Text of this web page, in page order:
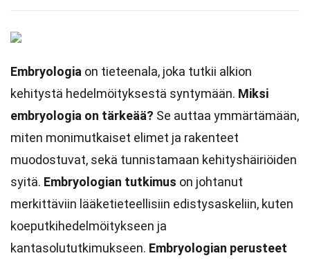
Embryologia on tieteenala, joka tutkii alkion
kehitystä hedelmöityksestä syntymään. Miksi
embryologia on tärkeää? Se auttaa ymmärtämään,
miten monimutkaiset elimet ja rakenteet
muodostuvat, sekä tunnistamaan kehityshäiriöiden
syitä. Embryologian tutkimus on johtanut
merkittäviin lääketieteellisiin edistysaskeliin, kuten
koeputkihedelmöitykseen ja
kantasolututkimukseen. Embryologian perusteet